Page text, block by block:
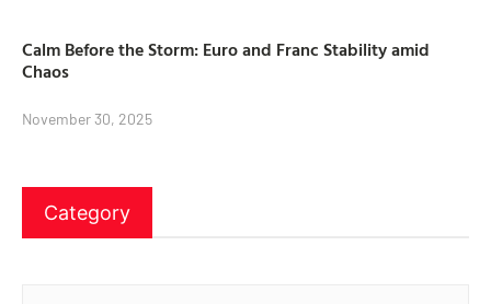
Calm Before the Storm: Euro and Franc Stability amid
Chaos
November 30, 2025
Category